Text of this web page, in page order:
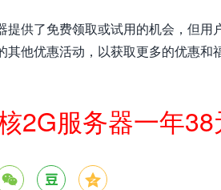
提供了免费领取或试用的机会，但
他优惠活动，以获取更多的优惠和
2G服务器一年
  